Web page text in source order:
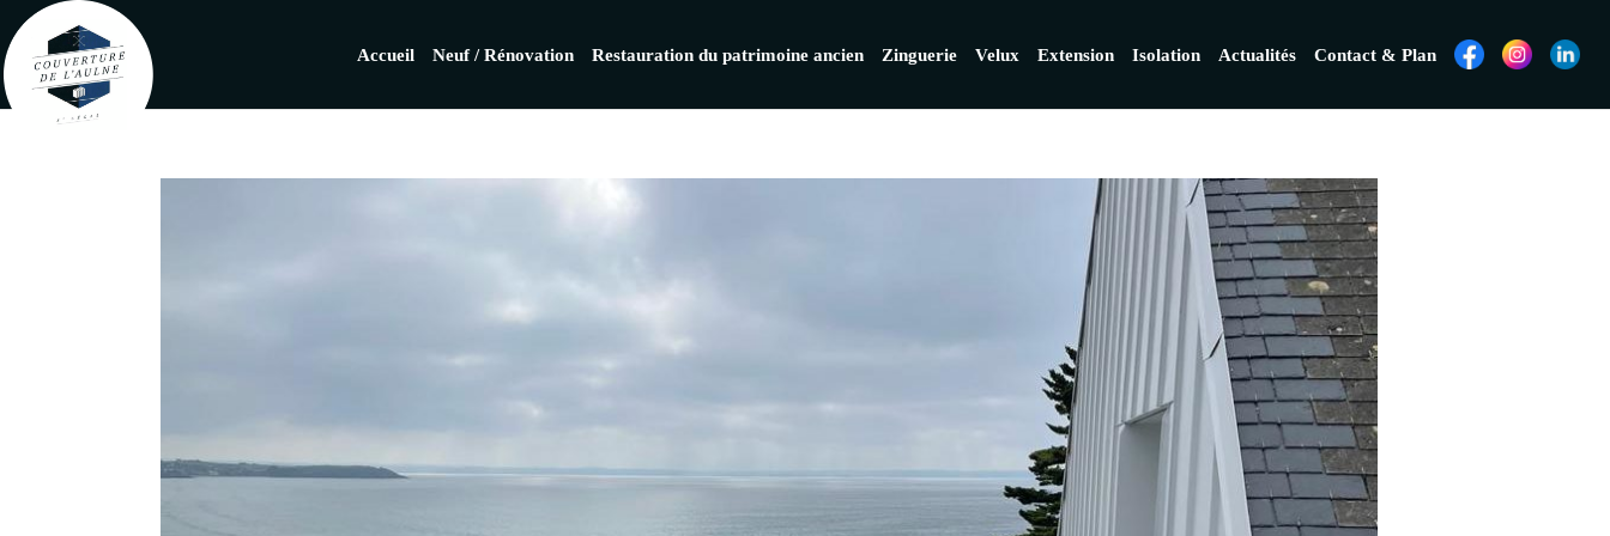
Accueil Neuf / Rénovation Restauration du patrimoine ancien Zinguerie Velux Extension Isolation Actualités Contact & Plan